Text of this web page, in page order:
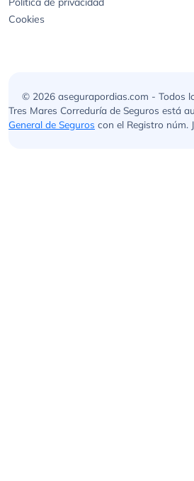
Cookies
© 2026 asegurapordias.com - Todos
Tres Mares Correduría de Seguros está
General de Seguros con el Registro núm.